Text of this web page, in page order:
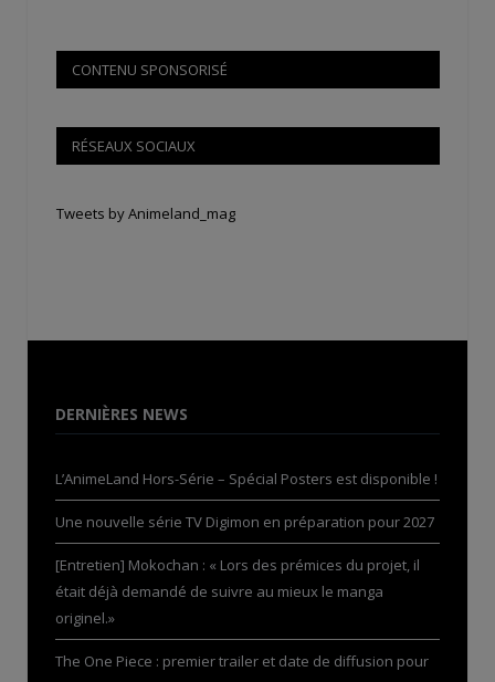
CONTENU SPONSORISÉ
RÉSEAUX SOCIAUX
Tweets by Animeland_mag
DERNIÈRES NEWS
L’AnimeLand Hors-Série – Spécial Posters est disponible !
Une nouvelle série TV Digimon en préparation pour 2027
[Entretien] Mokochan : « Lors des prémices du projet, il
était déjà demandé de suivre au mieux le manga
originel.»
The One Piece : premier trailer et date de diffusion pour